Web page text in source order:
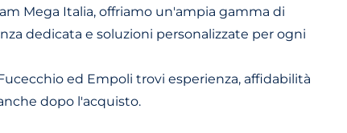
Mega Italia, offriamo un'ampia gamma di
dedicata e soluzioni personalizzate per ogni
ed Empoli trovi esperienza, affidabilità
dopo l'acquisto.